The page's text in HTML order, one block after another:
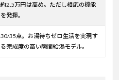
約2.5万円は高め。ただし相応の機能
を発揮。
30/35点。お湯待ちゼロ生活を実現す
る完成度の高い瞬間給湯モデル。